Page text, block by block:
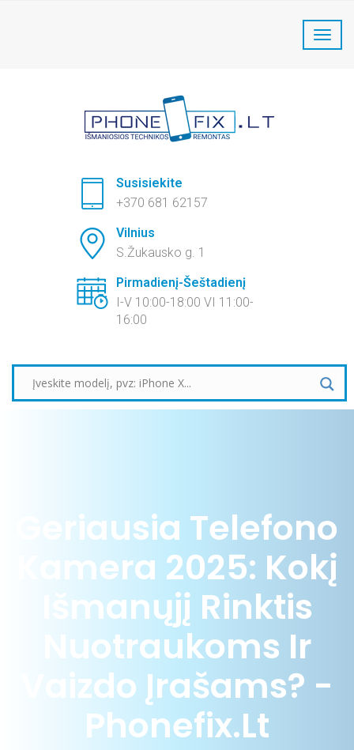
+370 681 62157
Susisiekite
+370 681 62157
Vilnius
S.Žukausko g. 1
Pirmadienį-Šeštadienį
I-V 10:00-18:00 VI 11:00-
16:00
Geriausia Telefono
Kamera 2025: Kokį
Išmanųjį Rinktis
Nuotraukoms Ir
Vaizdo Įrašams? -
Phonefix.lt